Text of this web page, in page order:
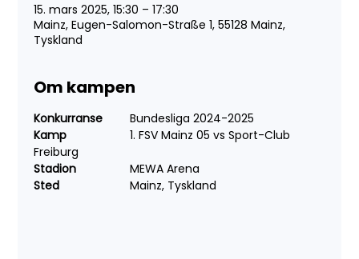
15. mars 2025, 15:30 – 17:30
Mainz, Eugen-Salomon-Straße 1, 55128 Mainz,
Tyskland
Om kampen
Konkurranse Bundesliga 2024-2025
Kamp 1. FSV Mainz 05 vs Sport-Club
Freiburg
Stadion MEWA Arena
Sted Mainz, Tyskland